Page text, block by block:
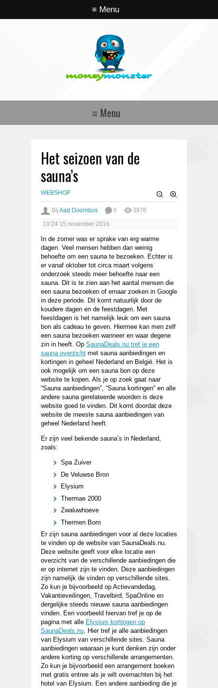
Het seizoen van de
sauna’s
WEBSHOP
Bij Aad Doornbos 0
3976
10:24 15 november 2016
In de zomer was er sprake van erg warme
dagen. Veel mensen hebben dan weinig
behoefte om een sauna te bezoeken. Echter is
er vanaf oktober tot circa maart volgens
onderzoek steeds meer behoefte naar een
sauna. Dit is te zien aan het aantal mensen die
een sauna bezoeken of ernaar zoeken in Google
in deze periode. Dit komt natuurlijk door de
koudere dagen en de feestdagen. Met
feestdagen is het namelijk leuk om een sauna
bon als cadeau te geven. Hiermee kan men zelf
een sauna bezoeken wanneer en waar degene
zin in heeft. Op SaunaDeals.nu tref je een
sauna overzicht met sauna aanbiedingen en
kortingen in geheel Nederland en België. Het is
ook mogelijk om een sauna bon op deze
website te kopen. Als je op zoek gaat naar
“Sauna aanbiedingen”, “Sauna kortingen” en alle
andere sauna gerelateerde woorden is deze
website goed te vinden. Dit komt doordat deze
website de meeste sauna aanbiedingen van
geheel Nederland heeft.
Er zijn veel bekende sauna’s in Nederland,
zoals:
Spa Zuiver
De Veluwse Bron
Elysium
Thermae 2000
Zwaluwhoeve
Thermen Born
Er zijn sauna aanbiedingen voor al deze locaties
te vinden op de website van SaunaDeals.nu.
Deze website geeft voor elke locatie een
overzicht van de verschillende aanbiedingen die
er op internet zijn te vinden. Deze aanbiedingen
zijn namelijk de vinden op verschillende sites.
Zo kun je bijvoorbeeld op Actievandedag,
Vakantieveilingen, Travelbird, SpaOnline en
dergelijke steeds nieuwe sauna aanbiedingen
vinden. Een voorbeeld hiervan tref je op de
pagina met alle Elysium kortingen op
SaunaDeals.nu. Hier tref je alle aanbiedingen
van Elysium van verschillende sites. Sauna
aanbiedingen waaraan je kunt denken zijn onder
andere korting op verschillende arrangementen.
Zo kun je bijvoorbeeld een arrangement boeken
met gratis entree als je wilt overnachten bij het
hotel van Elysium. Een andere aanbieding die je